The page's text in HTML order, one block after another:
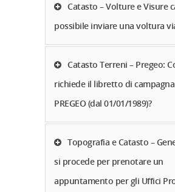
Catasto – Volture e Visure
possibile inviare una voltura
Catasto Terreni – Pregeo:
richiede il libretto di
PREGEO (dal 01/01/1989)?
Topografia e Catasto –
si procede per prenotare un
appuntamento per gli Uffici